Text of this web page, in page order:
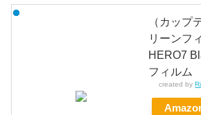
（カップ
リーンフ
HERO7
フィルム
created by